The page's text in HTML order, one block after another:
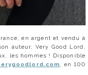
en argent et vendu à
auteur, Very Good Lord,
les hommes ! Disponible
, en 100